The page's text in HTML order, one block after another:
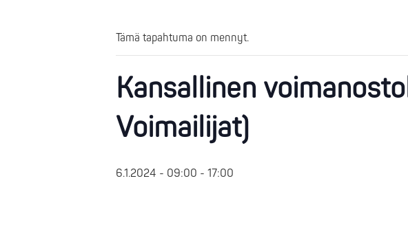
Tämä tapahtuma on mennyt.
Kansallinen
Voimailijat)
6.1.2024 - 09:00 - 17:00